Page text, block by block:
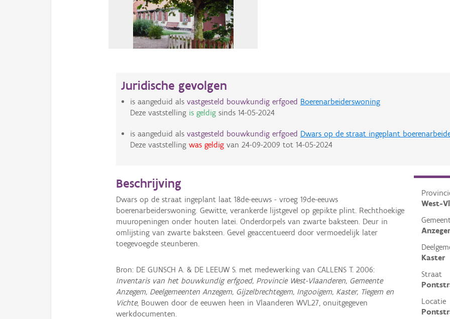
Juridische gevolgen
is aangeduid als vastgesteld bouwkundig erfgoed Boerenarbeiderswoning
Deze vaststelling is geldigsinds 14-05-2024
is aangeduid als vastgesteld bouwkundig erfgoed Dwars op de straat ingeplant
Deze vaststelling was geldigvan 24-09-2009 tot 14-05-2024
West-
Kaster
Straat
Locatie
Beschrijving
Dwars op de straat ingeplant laat 18de-eeuws - vroeg 19de-eeuws
boerenarbeiderswoning. Gewitte, verankerde lijstgevel op gepikte plint. Rechthoekige
muuropeningen onder houten latei. Onderdorpels van zwarte baksteen. Deur in
omlijsting van zwarte baksteen. Gevel geaccentueerd door vermoedelijk later
toegevoegde steunberen.
Bron: DE GUNSCH A. & DE LEEUW S. met medewerking van CALLENS T. 2006:
Inventaris van het bouwkundig erfgoed, Provincie West-Vlaanderen, Gemeente
Anzegem, Deelgemeenten Anzegem, Gijzelbrechtegem, Ingooigem, Kaster, Tiegem en
Vichte, Bouwen door de eeuwen heen in Vlaanderen WVL27, onuitgegeven
werkdocumenten.